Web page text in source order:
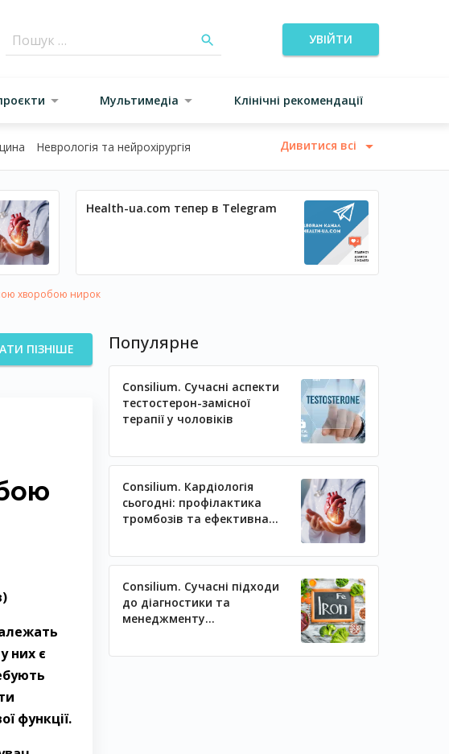
УВІЙТИ
Мультимедіа Клінічні рекомендації
Неврологія та нейрохірургія Дивитися всі
Health-ua.com тепер в Telegram
хворобою нирок
ПІЗНІШЕ
них є
функції.
Популярне
Consilium. Сучасні аспекти
тестостерон-замісної
терапії у чоловіків
Consilium. Кардіологія
сьогодні: профілактика
тромбозів та ефективна
Consilium. Сучасні підходи
до діагностики та
менеджменту